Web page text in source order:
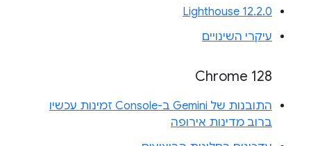
Lighthouse 12.2.0
עיקרי השינויים
Chrome 128
התובנות של Gemini ב-Console זמינות עכשיו
ברוב מדינות אירופה